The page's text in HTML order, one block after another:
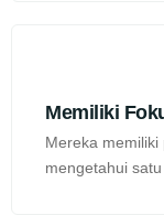
Memiliki
Mereka
mengetahui